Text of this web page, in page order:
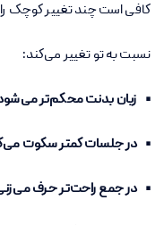
کافی است چند تغییر کوچک را
نسبت به تو تغییر می‌کند:
• زبان بدنت محکم‌تر
• در جلسات کمتر سکوت
• در جمع راحت‌تر حرف